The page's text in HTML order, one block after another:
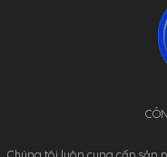
Chúng tôi luôn cung cấp sản